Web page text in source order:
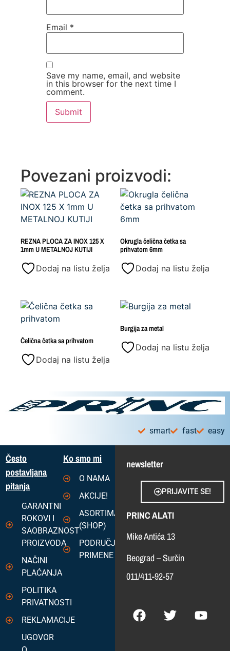
Email *
Save my name, email, and website
in this browser for the next time I
comment.
Povezani proizvodi:
REZNA PLOCA ZA INOX 125 X
1mm U METALNOJ KUTIJI
Dodaj na listu želja
Okrugla čelična četka sa
prihvatom 6mm
Dodaj na listu želja
Čelična četka sa prihvatom
Dodaj na listu želja
Burgija za metal
Dodaj na listu želja
smart fast easy
Često
postavljana
pitanja
GARANTNI
ROKOVI I
SAOBRAZNOST
PROIZVODA
NAČINI
PLAĆANJA
POLITIKA
PRIVATNOSTI
REKLAMACIJE
UGOVOR
Ko smo mi
O NAMA
AKCIJE!
ASORTIMAN
(SHOP)
PODRUČJA
PRIMENE
newsletter
PRIJAVITE SE!
PRINC ALATI
Mike Antića 13
Beograd – Surčin
011/411-92-57